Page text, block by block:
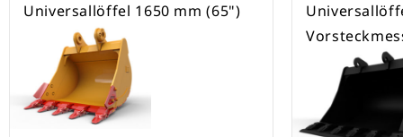
Universallöffel 1650 mm (65")